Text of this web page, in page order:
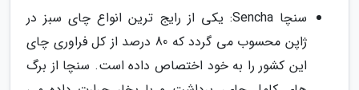
سنچا Sencha: یکی از رایج ترین انواع چای سبز در
ژاپن محسوب می گردد که 80 درصد از کل فراوری چای
این کشور را به خود اختصاص داده است. سنچا از برگ